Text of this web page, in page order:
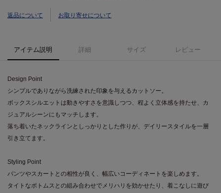
返品について お取り寄せについて
アイテム説明 詳細 サイズ レビュー
Design Point
シンプルでありながら洗練された印象を与えるカットソー。
ボックスシルエットは動きやすさを意識しつつ、程よく立体感を持たせ、カ
ジュアルシーンにもマッチします。
落ち着いたネックラインとしっかりとした作りが、デイリースタイルを一層
引き立てます。
Styling Point
パンツやスカートとの相性が良く、幅広いコーディネートを楽しめます。
タイトなボトムスとの組み合わせでメリハリを効かせたり、着こなしに遊び